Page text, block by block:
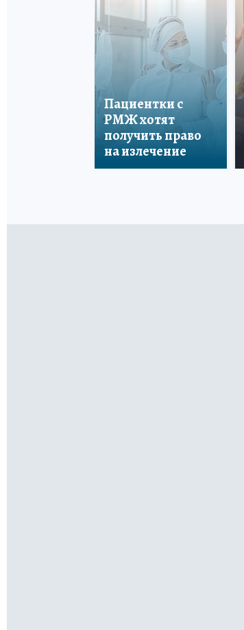
Пациентки с
РМЖ хотят
получить право
на излечение